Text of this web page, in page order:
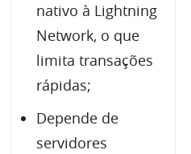
nativo à Lightning
Network, o que
limita transações
rápidas;
Depende de
servidores